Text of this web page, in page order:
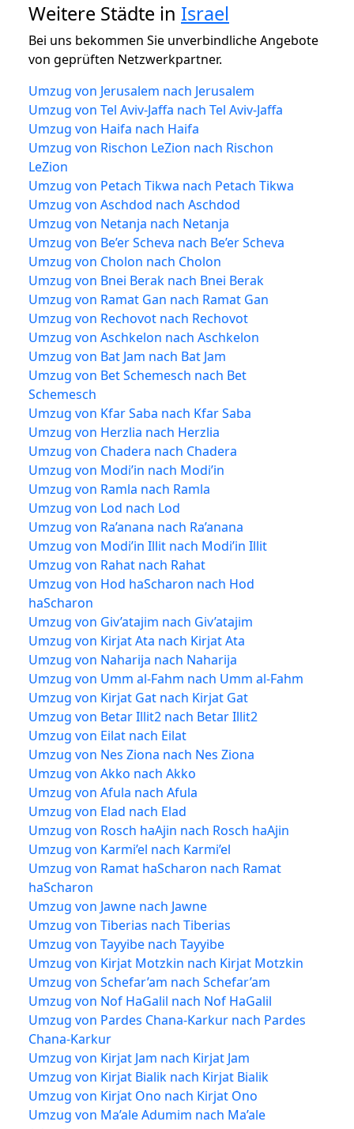
Weitere Städte in Israel
Bei uns bekommen Sie unverbindliche Angebote
von geprüften Netzwerkpartner.
Umzug von Jerusalem nach Jerusalem
Umzug von Tel Aviv-Jaffa nach Tel Aviv-Jaffa
Umzug von Haifa nach Haifa
Umzug von Rischon LeZion nach Rischon
LeZion
Umzug von Petach Tikwa nach Petach Tikwa
Umzug von Aschdod nach Aschdod
Umzug von Netanja nach Netanja
Umzug von Be’er Scheva nach Be’er Scheva
Umzug von Cholon nach Cholon
Umzug von Bnei Berak nach Bnei Berak
Umzug von Ramat Gan nach Ramat Gan
Umzug von Rechovot nach Rechovot
Umzug von Aschkelon nach Aschkelon
Umzug von Bat Jam nach Bat Jam
Umzug von Bet Schemesch nach Bet
Schemesch
Umzug von Kfar Saba nach Kfar Saba
Umzug von Herzlia nach Herzlia
Umzug von Chadera nach Chadera
Umzug von Modi’in nach Modi’in
Umzug von Ramla nach Ramla
Umzug von Lod nach Lod
Umzug von Ra’anana nach Ra’anana
Umzug von Modi’in Illit nach Modi’in Illit
Umzug von Rahat nach Rahat
Umzug von Hod haScharon nach Hod
haScharon
Umzug von Giv’atajim nach Giv’atajim
Umzug von Kirjat Ata nach Kirjat Ata
Umzug von Naharija nach Naharija
Umzug von Umm al-Fahm nach Umm al-Fahm
Umzug von Kirjat Gat nach Kirjat Gat
Umzug von Betar Illit2 nach Betar Illit2
Umzug von Eilat nach Eilat
Umzug von Nes Ziona nach Nes Ziona
Umzug von Akko nach Akko
Umzug von Afula nach Afula
Umzug von Elad nach Elad
Umzug von Rosch haAjin nach Rosch haAjin
Umzug von Karmi’el nach Karmi’el
Umzug von Ramat haScharon nach Ramat
haScharon
Umzug von Jawne nach Jawne
Umzug von Tiberias nach Tiberias
Umzug von Tayyibe nach Tayyibe
Umzug von Kirjat Motzkin nach Kirjat Motzkin
Umzug von Schefar’am nach Schefar’am
Umzug von Nof HaGalil nach Nof HaGalil
Umzug von Pardes Chana-Karkur nach Pardes
Chana-Karkur
Umzug von Kirjat Jam nach Kirjat Jam
Umzug von Kirjat Bialik nach Kirjat Bialik
Umzug von Kirjat Ono nach Kirjat Ono
Umzug von Ma’ale Adumim nach Ma’ale